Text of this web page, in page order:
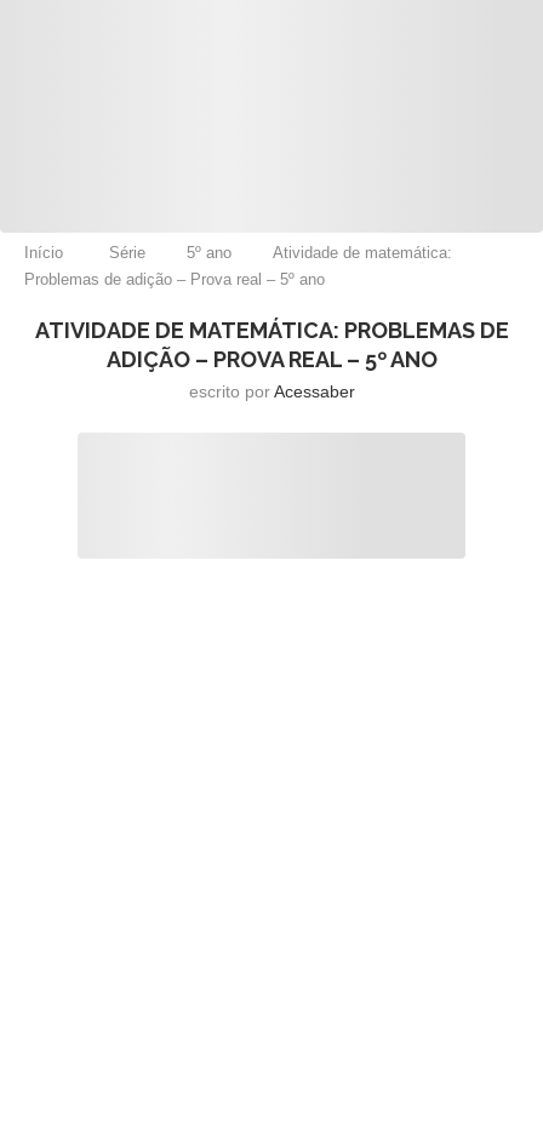
Início Série 5º ano
Atividade de matemática:
Problemas de adição – Prova real – 5º ano
ATIVIDADE DE MATEMÁTICA: PROBLEMAS DE
ADIÇÃO – PROVA REAL – 5º ANO
escrito porAcessaber